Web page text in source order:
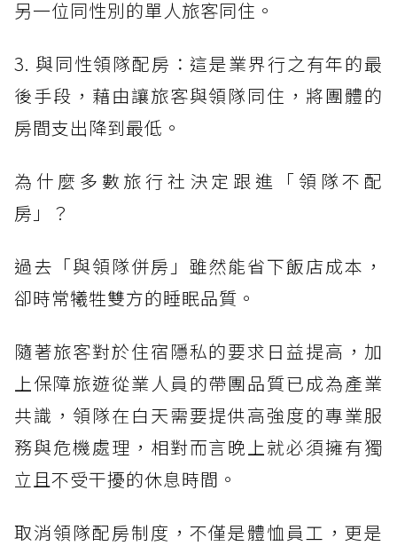
另一位同性別的單人旅客同住。
3. 與同性領隊配房：這是業界行之有年的最
後手段，藉由讓旅客與領隊同住，將團體的
房間支出降到最低。
為什麼多數旅行社決定跟進「領隊不配
房」？
過去「與領隊併房」雖然能省下飯店成本，
卻時常犧牲雙方的睡眠品質。
隨著旅客對於住宿隱私的要求日益提高，加
上保障旅遊從業人員的帶團品質已成為產業
共識，領隊在白天需要提供高強度的專業服
務與危機處理，相對而言晚上就必須擁有獨
立且不受干擾的休息時間。
取消領隊配房制度，不僅是體恤員工，更是